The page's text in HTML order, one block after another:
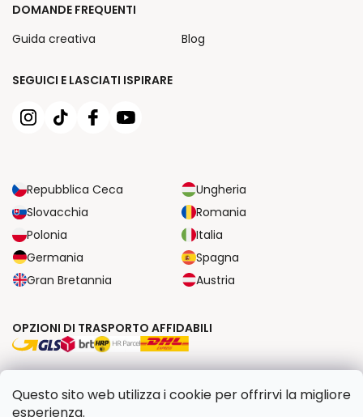
Questo sito web utilizza i cookie per offrirvi la migliore
esperienza.
SEGUICI E LASCIATI ISPIRARE
Repubblica Ceca
Ungheria
Slovacchia
Romania
Polonia
Italia
Germania
Spagna
Gran Bretannia
Austria
DOMANDE FREQUENTI
Guida creativa
Blog
OPZIONI DI TRASPORTO AFFIDABILI